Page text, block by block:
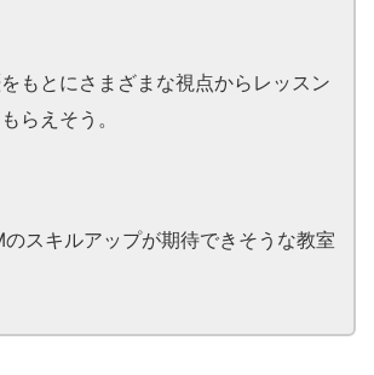
もとにさまざまな視点からレッスン
らえそう。
のスキルアップが期待できそうな教室